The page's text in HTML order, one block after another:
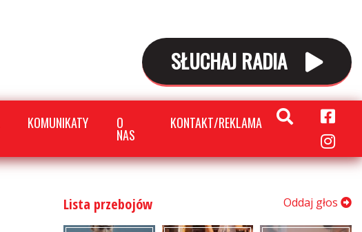
SŁUCHAJ RADIA
KOMUNIKATY O
NAS
KONTAKT/REKLAMA
Lista przebojów Oddaj głos